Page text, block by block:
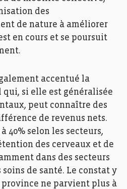
des
de nature à améliorer
en cours et se poursuit
accentué la
si elle est généralisée
peut connaître des
de revenus nets.
40% selon les secteurs,
des cerveaux et de
dans des secteurs
de santé. Le constat y
province ne parvient plus à